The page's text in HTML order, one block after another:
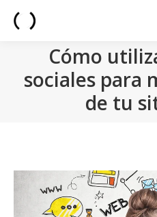
Cómo
sociales para
de tu